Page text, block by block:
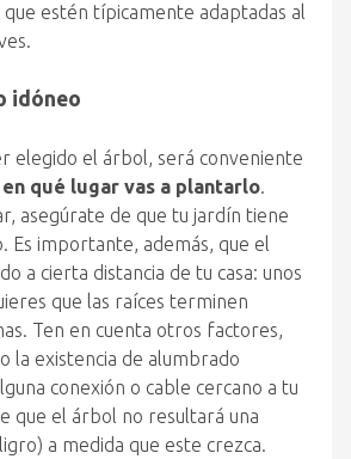
que estén típicamente adaptadas al
idóneo
elegido el árbol, será conveniente
qué lugar vas a plantarlo.
asegúrate de que tu jardín tiene
Es importante, además, que el
a cierta distancia de tu casa: unos
que las raíces terminen
Ten en cuenta otros factores,
la existencia de alumbrado
conexión o cable cercano a tu
que el árbol no resultará una
a medida que este crezca.